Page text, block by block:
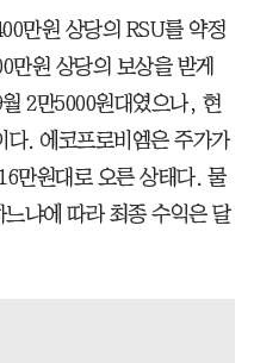
만원 상당의 RSU를 약정
원 상당의 보상을 받게
2만5000원대였으나, 현
다. 에코프로비엠은 주가가
만원대로 오른 상태다. 물
냐에 따라 최종 수익은 달